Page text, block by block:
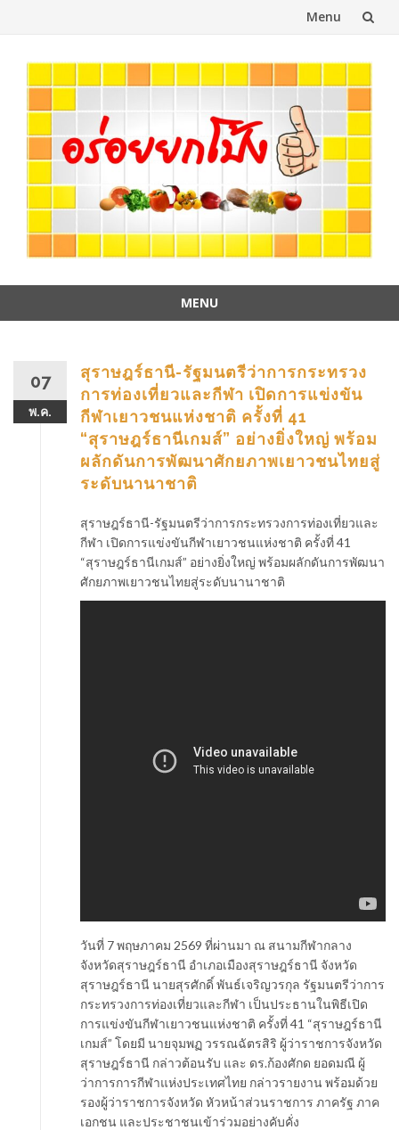
Menu
content
MENU
07
พ.ค.
สุราษฎร์ธานี-รัฐมนตรีว่าการกระทรวง
การท่องเที่ยวและกีฬา เปิดการแข่งขัน
กีฬาเยาวชนแห่งชาติ ครั้งที่ 41
“สุราษฎร์ธานีเกมส์” อย่างยิ่งใหญ่ พร้อม
ผลักดันการพัฒนาศักยภาพเยาวชนไทยสู่
ระดับนานาชาติ
สุราษฎร์ธานี-รัฐมนตรีว่าการกระทรวงการท่องเที่ยวและ
กีฬา เปิดการแข่งขันกีฬาเยาวชนแห่งชาติ ครั้งที่ 41
“สุราษฎร์ธานีเกมส์” อย่างยิ่งใหญ่ พร้อมผลักดันการพัฒนา
ศักยภาพเยาวชนไทยสู่ระดับนานาชาติ
วันที่ 7 พฤษภาคม 2569 ที่ผ่านมา ณ สนามกีฬากลาง
จังหวัดสุราษฎร์ธานี อำเภอเมืองสุราษฎร์ธานี จังหวัด
สุราษฎร์ธานี นายสุรศักดิ์ พันธ์เจริญวรกุล รัฐมนตรีว่าการ
กระทรวงการท่องเที่ยวและกีฬา เป็นประธานในพิธีเปิด
การแข่งขันกีฬาเยาวชนแห่งชาติ ครั้งที่ 41 “สุราษฎร์ธานี
เกมส์” โดยมี นายจุมพฏ วรรณฉัตรสิริ ผู้ว่าราชการจังหวัด
สุราษฎร์ธานี กล่าวต้อนรับ และ ดร.ก้องศักด ยอดมณี ผู้
ว่าการการกีฬาแห่งประเทศไทย กล่าวรายงาน พร้อมด้วย
รองผู้ว่าราชการจังหวัด หัวหน้าส่วนราชการ ภาครัฐ ภาค
เอกชน และประชาชนเข้าร่วมอย่างคับคั่ง